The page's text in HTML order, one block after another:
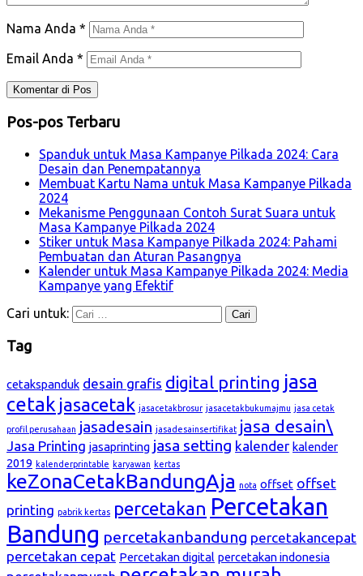
Nama Anda *
Email Anda *
Pos-pos Terbaru
Spanduk untuk Masa Kampanye Pilkada 2024: Cara
Desain dan Penempatannya
Membuat Kartu Nama untuk Masa Kampanye Pilkada
2024
Mekanisme Penggunaan Contoh Surat Suara untuk
Masa Kampanye Pilkada 2024
Stiker untuk Masa Kampanye Pilkada 2024: Pahami
Pembuatan dan Aturan Pasangnya
Kalender untuk Masa Kampanye Pilkada 2024: Media
Kampanye yang Efektif
Cari untuk:
Tag
cetakspanduk desain grafis digital printing jasa
cetak jasacetak jasacetakbrosur jasacetakbukumajmu jasa cetak
profil perusahaan jasadesain jasadesainsertifikat jasa desain\
Jasa Printing jasaprinting jasa setting kalender kalender
2019 kalenderprintable karyawan kertas
keZonaCetakBandungAja nota offset offset
printing pabrik kertas percetakan Percetakan
Bandung percetakanbandung percetakancepat
percetakan cepat Percetakan digital percetakan indonesia